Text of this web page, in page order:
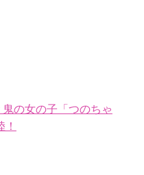
の女の子「つのちゃ